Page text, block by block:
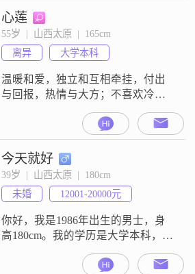
心莲
55岁  |  山西太原  |  165cm
离异
大学本科
温暖和爱，独立和互相牵挂，付出
与回报，热情与大方；不喜欢冷漠
今天就好
39岁  |  山西太原  |  180cm
未婚
12001-20000元
你好，我是1986年出生的男士，身
高180cm。我的学历是大学本科，现
20000元之间。我是一个稳重可靠的